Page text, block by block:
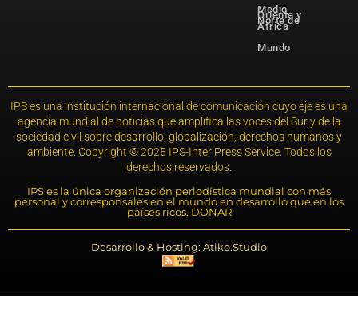
Medio
Oriente y
Norte de
África
Mundo
IPS es una institución internacional de comunicación cuyo eje es una
agencia mundial de noticias que amplifica las voces del Sur y de la
sociedad civil sobre desarrollo, globalización, derechos humanos y
ambiente. Copyright © 2025 IPS-Inter Press Service. Todos los
derechos reservados.
IPS es la única organización periodística mundial con más
personal y corresponsales en el mundo en desarrollo que en los
países ricos. DONAR
Desarrollo & Hosting: Atiko.Studio